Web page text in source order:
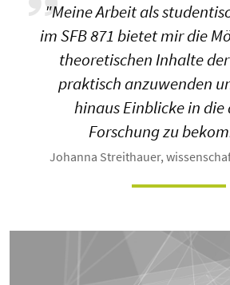
"Meine Arbeit als
im SFB 871 bietet mir die
theoretischen Inhalte
praktisch anzuwenden
hinaus Einblicke in
Forschung zu
Johanna Streithauer,